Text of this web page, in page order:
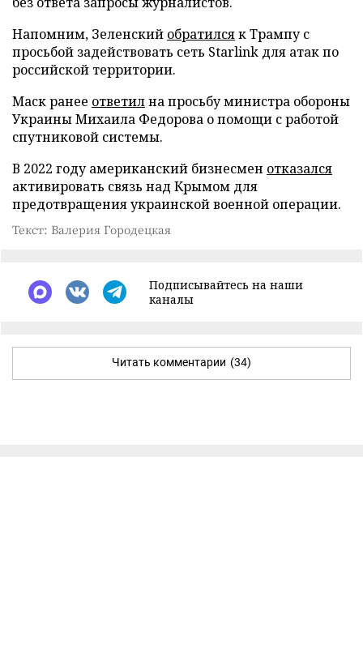
Напомним, Зеленский обратилсяк Трампу с
просьбой задействовать сеть Starlink для атак по
российской территории.
Маск ранее ответилна просьбу министра обороны
Украины Михаила Федорова о помощи с работой
спутниковой системы.
В 2022 году американский бизнесмен отказался
активировать связь над Крымом для
предотвращения украинской военной операции.
Текст: Валерия Городецкая
Подписывайтесь на наши
каналы
Читать комментарии (34)